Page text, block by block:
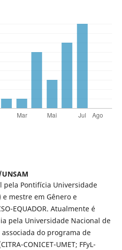
pela Pontifícia Universidade
e mestre em Gênero e
EQUADOR. Atualmente é
pela Universidade Nacional de
do programa de
CONICET-UMET; FFyL-